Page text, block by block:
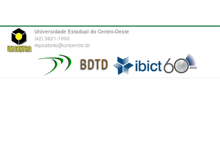
Universidade Estadual do Centro-Oeste
(42) 3621-1000
repositorio@unicentro.br